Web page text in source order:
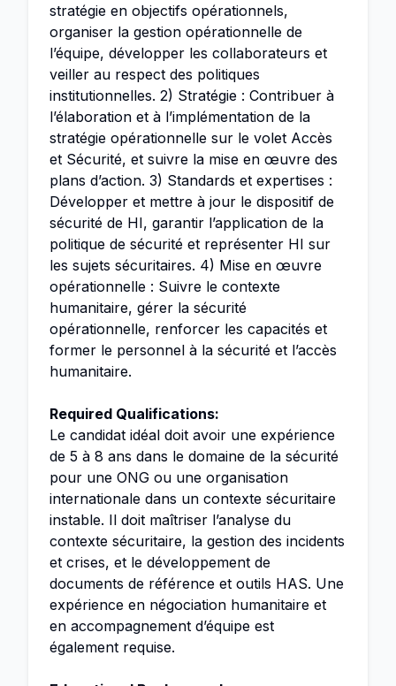
stratégie en objectifs opérationnels,
organiser la gestion opérationnelle de
l’équipe, développer les collaborateurs et
veiller au respect des politiques
institutionnelles. 2) Stratégie : Contribuer à
l’élaboration et à l’implémentation de la
stratégie opérationnelle sur le volet Accès
et Sécurité, et suivre la mise en œuvre des
plans d’action. 3) Standards et expertises :
Développer et mettre à jour le dispositif de
sécurité de HI, garantir l’application de la
politique de sécurité et représenter HI sur
les sujets sécuritaires. 4) Mise en œuvre
opérationnelle : Suivre le contexte
humanitaire, gérer la sécurité
opérationnelle, renforcer les capacités et
former le personnel à la sécurité et l’accès
humanitaire.
Required Qualifications:
Le candidat idéal doit avoir une expérience
de 5 à 8 ans dans le domaine de la sécurité
pour une ONG ou une organisation
internationale dans un contexte sécuritaire
instable. Il doit maîtriser l’analyse du
contexte sécuritaire, la gestion des incidents
et crises, et le développement de
documents de référence et outils HAS. Une
expérience en négociation humanitaire et
en accompagnement d’équipe est
également requise.